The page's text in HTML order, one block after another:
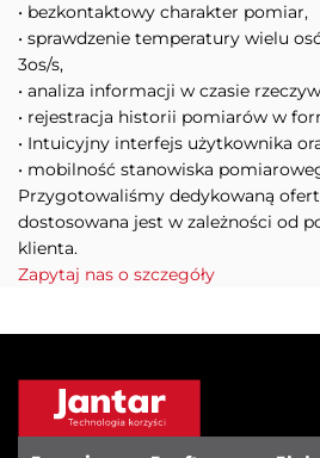
• bezkontaktowy charakter pomiar,
• sprawdzenie temperatury wielu
3os/s,
• analiza informacji w czasie
• rejestracja historii pomiarów w
• Intuicyjny interfejs użytkownika
• mobilność stanowiska
Przygotowaliśmy dedykowaną
dostosowana jest w zależności od
klienta.
Zapytaj nas o szczegóły